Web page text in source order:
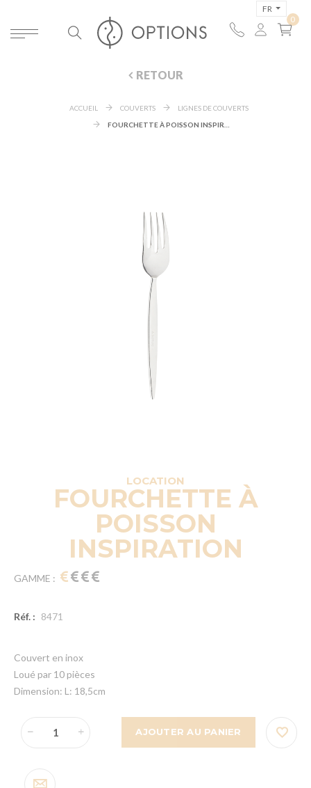
FR
RETOUR
ACCUEIL COUVERTS
LIGNES DE COUVERTS
LOCATION
FOURCHETTE À
POISSON
INSPIRATION
GAMME :
Réf. : 8471
Couvert en inox
Loué par 10 pièces
Dimension: L: 18,5cm
AJOUTER AU PANIER